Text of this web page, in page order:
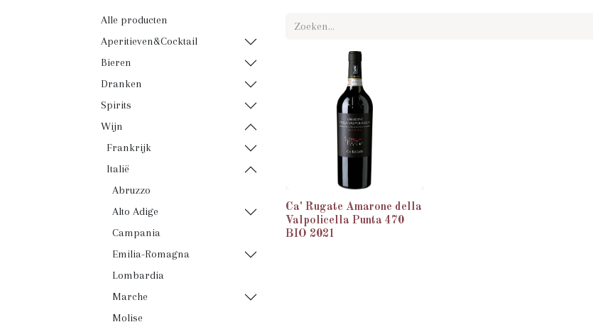
Alle producten
Aperitieven&Cocktail
Bieren
Dranken
Spirits
Wijn
Frankrijk
Italië
Abruzzo
Alto Adige
Campania
Emilia-Romagna
Lombardia
Marche
Molise
Ca' Rugate Amarone della
Valpolicella Punta 470
BIO 2021